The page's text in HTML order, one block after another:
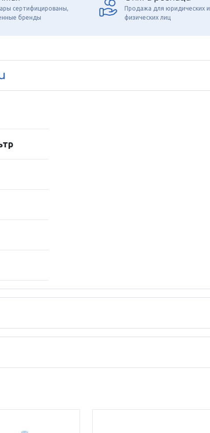
сертифицированы,
бренды
Продажа для юридических и
физических лиц